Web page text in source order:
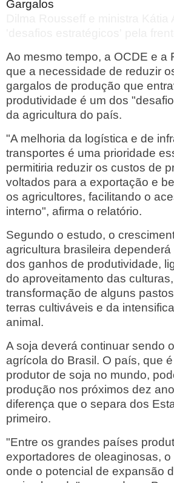
Gargalos
Ao mesmo tempo, a OCDE e a
que a necessidade de reduzir
gargalos de produção que
produtividade é um dos
da agricultura do país.
"A melhoria da logística e de
transportes é uma prioridade
permitiria reduzir os custos de
voltados para a exportação e
os agricultores, facilitando o
interno", afirma o relatório.
Segundo o estudo, o
agricultura brasileira
dos ganhos de produtividade,
do aproveitamento das
transformação de alguns
terras cultiváveis e da
animal.
A soja deverá continuar sendo
agrícola do Brasil. O país, que
produtor de soja no mundo,
produção nos próximos dez
diferença que o separa dos
primeiro.
"Entre os grandes países
exportadores de oleaginosas,
onde o potencial de expansão